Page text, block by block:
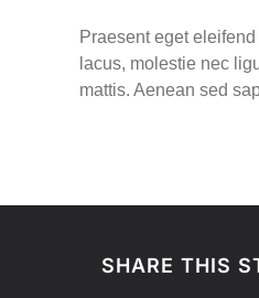
Praesent eget
lacus, molestie nec
mattis. Aenean sed
SHARE THIS